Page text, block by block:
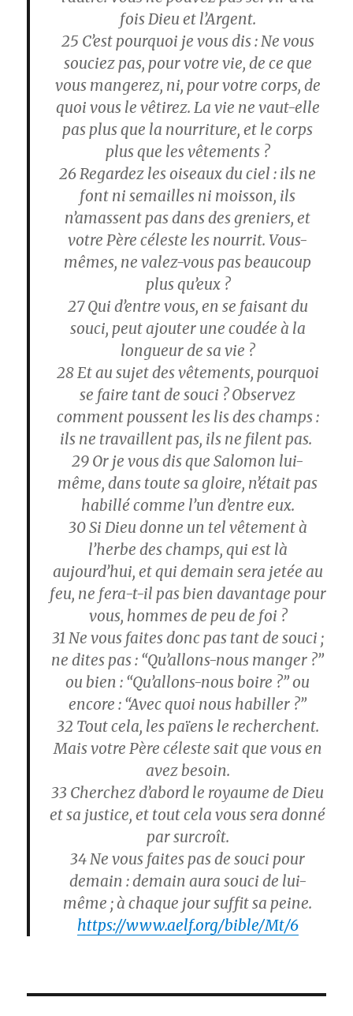
fois Dieu et l’Argent.
25 C’est pourquoi je vous dis : Ne vous
souciez pas, pour votre vie, de ce que
vous mangerez, ni, pour votre corps, de
quoi vous le vêtirez. La vie ne vaut-elle
pas plus que la nourriture, et le corps
plus que les vêtements ?
26Regardez les oiseaux du ciel : ils ne
font ni semailles ni moisson, ils
n’amassent pas dans des greniers, et
votre Père céleste les nourrit. Vous-
mêmes, ne valez-vous pas beaucoup
plus qu’eux ?
27Qui d’entre vous, en se faisant du
souci, peut ajouter une coudée à la
longueur de sa vie ?
28Et au sujet des vêtements, pourquoi
se faire tant de souci ? Observez
comment poussent les lis des champs :
ils ne travaillent pas, ils ne filent pas.
29 Or je vous dis que Salomon lui-
même, dans toute sa gloire, n’était pas
habillé comme l’un d’entre eux.
30Si Dieu donne un tel vêtement à
l’herbe des champs, qui est là
aujourd’hui, et qui demain sera jetée au
feu, ne fera-t-il pas bien davantage pour
vous, hommes de peu de foi ?
31 Ne vous faites donc pas tant de souci ;
ne dites pas : “Qu’allons-nous manger ?”
ou bien : “Qu’allons-nous boire ?” ou
encore : “Avec quoi nous habiller ?”
32 Tout cela, les païens le recherchent.
Mais votre Père céleste sait que vous en
avez besoin.
33 Cherchez d’abord le royaume de Dieu
et sa justice, et tout cela vous sera donné
par surcroît.
34Ne vous faites pas de souci pour
demain : demain aura souci de lui-
même ; à chaque jour suffit sa peine.
https://www.aelf.org/bible/Mt/6